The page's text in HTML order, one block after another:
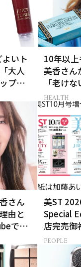
いト
大人
プ」6
10年以
美香さん
「老けな
HEALTH
さん
由と
では
中
美ST
Special
店完売御
藤あいさ
PEOPLE